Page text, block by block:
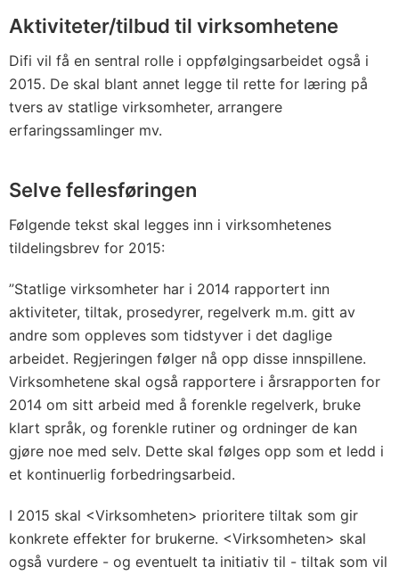
Aktiviteter/tilbud til virksomhetene
Difi vil få en sentral rolle i oppfølgingsarbeidet også i
2015. De skal blant annet legge til rette for læring på
tvers av statlige virksomheter, arrangere
erfaringssamlinger mv.
Selve fellesføringen
Følgende tekst skal legges inn i virksomhetenes
tildelingsbrev for 2015:
”Statlige virksomheter har i 2014 rapportert inn
aktiviteter, tiltak, prosedyrer, regelverk m.m. gitt av
andre som oppleves som tidstyver i det daglige
arbeidet. Regjeringen følger nå opp disse innspillene.
Virksomhetene skal også rapportere i årsrapporten for
2014 om sitt arbeid med å forenkle regelverk, bruke
klart språk, og forenkle rutiner og ordninger de kan
gjøre noe med selv. Dette skal følges opp som et ledd i
et kontinuerlig forbedringsarbeid.
I 2015 skal <Virksomheten> prioritere tiltak som gir
konkrete effekter for brukerne. <Virksomheten> skal
også vurdere - og eventuelt ta initiativ til - tiltak som vil